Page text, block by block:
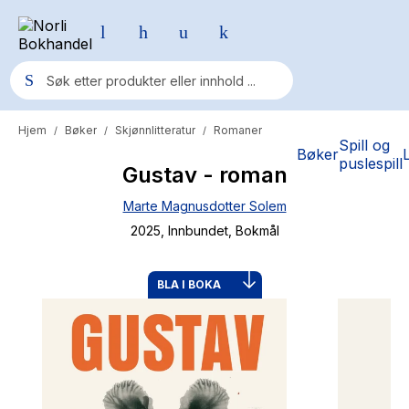
BøkerSpill og
puslespill
Populære søk
Fury Bound - Sable Sorensen
Elizabeth Strout
Hitster
Hypopressiv trening
Hjem / Bøker / Skjønnlitteratur / Romaner
Gustav - roman
Marte Magnusdotter Solem
2025 , Innbundet, Bokmål
BLA I BOKA